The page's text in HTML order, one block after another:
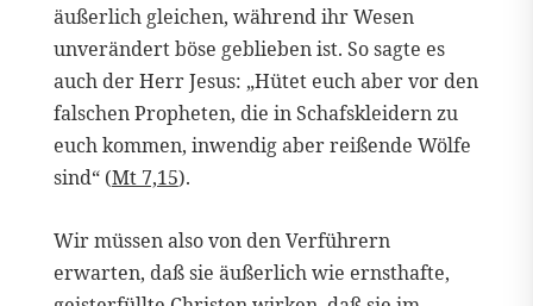
äußerlich gleichen, während ihr Wesen
unverändert böse geblieben ist. So sagte es
auch der Herr Jesus: „Hütet euch aber vor den
falschen Propheten, die in Schafskleidern zu
euch kommen, inwendig aber reißende Wölfe
sind“ (Mt 7,15).
Wir müssen also von den Verführern
erwarten, daß sie äußerlich wie ernsthafte,